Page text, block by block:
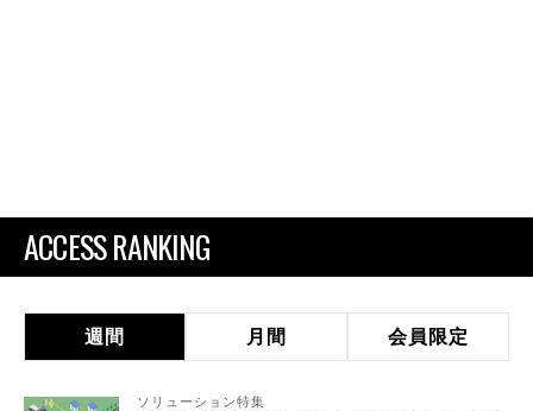
ACCESS RANKING
週間 月間 会員限定
ソリューション特集